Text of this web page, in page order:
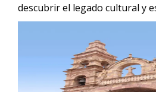
descubrir el legado cultural y